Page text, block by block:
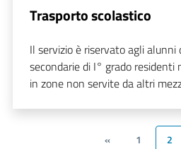
Trasporto scolastico
Il servizio è riservato agli alunni
secondarie di I° grado residenti
in zone non servite da altri
« 1 2